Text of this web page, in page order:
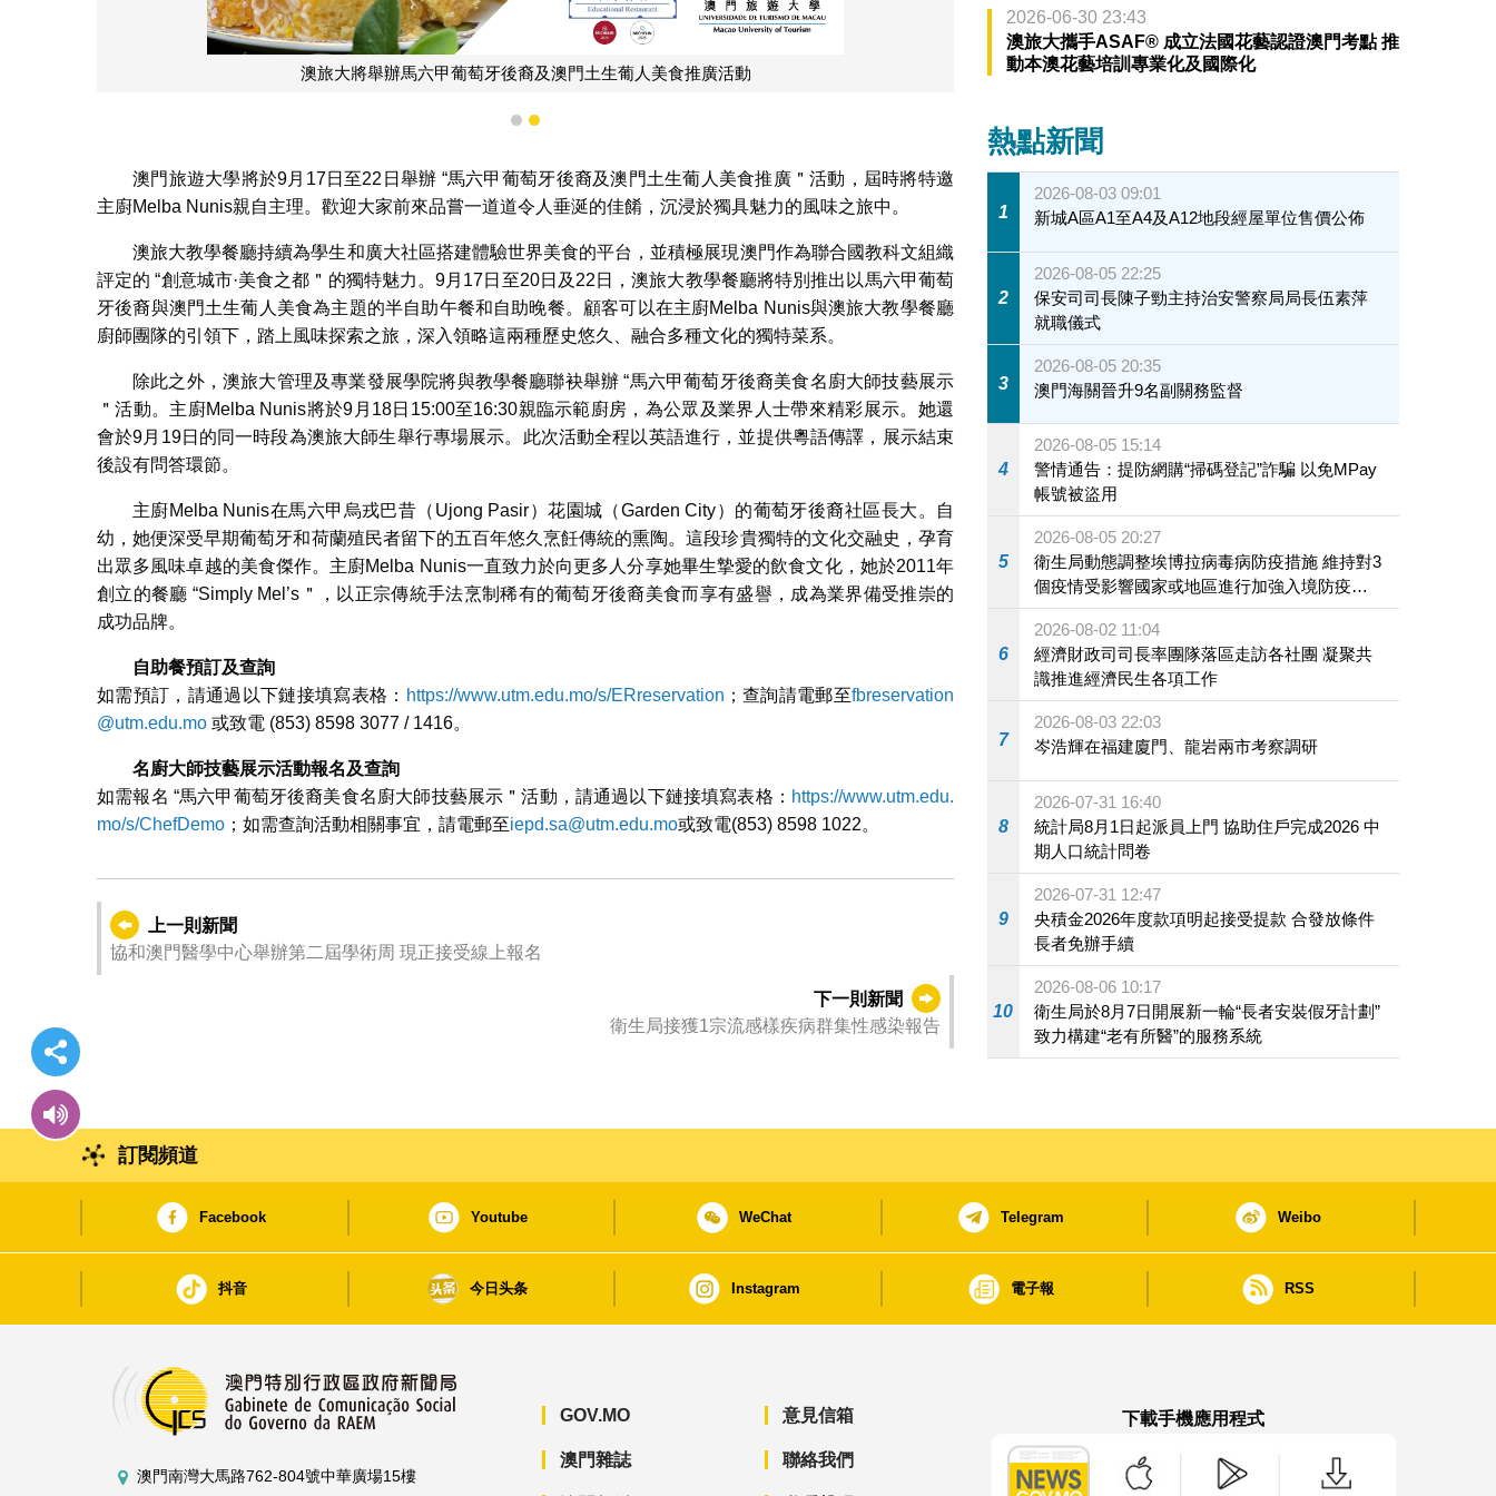
澳旅大將舉辦馬六甲葡萄牙後裔及澳門土生葡人美食推廣活動
1 2
澳門旅遊大學將於9月17日至22日舉辦 “馬六甲葡萄牙後裔及澳門土生葡人美食推廣＂活動，屆時將特邀
主廚Melba Nunis親自主理。歡迎大家前來品嘗一道道令人垂涎的佳餚，沉浸於獨具魅力的風味之旅中。
澳旅大教學餐廳持續為學生和廣大社區搭建體驗世界美食的平台，並積極展現澳門作為聯合國教科文組織
評定的 “創意城市·美食之都＂的獨特魅力。9月17日至20日及22日，澳旅大教學餐廳將特別推出以馬六甲葡萄
牙後裔與澳門土生葡人美食為主題的半自助午餐和自助晚餐。顧客可以在主廚Melba Nunis與澳旅大教學餐廳
廚師團隊的引領下，踏上風味探索之旅，深入領略這兩種歷史悠久、融合多種文化的獨特菜系。
除此之外，澳旅大管理及專業發展學院將與教學餐廳聯袂舉辦 “馬六甲葡萄牙後裔美食名廚大師技藝展示
＂活動。主廚Melba Nunis將於9月18日15:00至16:30親臨示範廚房，為公眾及業界人士帶來精彩展示。她還
會於9月19日的同一時段為澳旅大師生舉行專場展示。此次活動全程以英語進行，並提供粵語傳譯，展示結束
後設有問答環節。
主廚Melba Nunis在馬六甲烏戎巴昔（Ujong Pasir）花園城（Garden City）的葡萄牙後裔社區長大。自
幼，她便深受早期葡萄牙和荷蘭殖民者留下的五百年悠久烹飪傳統的熏陶。這段珍貴獨特的文化交融史，孕育
出眾多風味卓越的美食傑作。主廚Melba Nunis一直致力於向更多人分享她畢生摯愛的飲食文化，她於2011年
創立的餐廳 “Simply Mel’s＂，以正宗傳統手法烹制稀有的葡萄牙後裔美食而享有盛譽，成為業界備受推崇的
成功品牌。
自助餐預訂及查詢
如需預訂，請通過以下鏈接填寫表格： https://www.utm.edu.mo/s/ERreservation ；查詢請電郵至fbreservation
@utm.edu.mo 或致電 (853) 8598 3077 / 1416。
名廚大師技藝展示活動報名及查詢
如需報名 “馬六甲葡萄牙後裔美食名廚大師技藝展示＂活動，請通過以下鏈接填寫表格： https://www.utm.edu.
mo/s/ChefDemo ；如需查詢活動相關事宜，請電郵至iepd.sa@utm.edu.mo或致電(853) 8598 1022。
上一則新聞
協和澳門醫學中心舉辦第二屆學術周 現正接受線上報名
下一則新聞
衛生局接獲1宗流感樣疾病群集性感染報告
2026-06-30 23:43
澳旅大攜手ASAF® 成立法國花藝認證澳門考點 推
動本澳花藝培訓專業化及國際化
熱點新聞
1
2026-08-03 09:01
新城A區A1至A4及A12地段經屋單位售價公佈
2
2026-08-05 22:25
保安司司長陳子勁主持治安警察局局長伍素萍
就職儀式
3
2026-08-05 20:35
澳門海關晉升9名副關務監督
4
2026-08-05 15:14
警情通告：提防網購“掃碼登記”詐騙 以免MPay
帳號被盜用
5
2026-08-05 20:27
衛生局動態調整埃博拉病毒病防疫措施 維持對3
個疫情受影響國家或地區進行加強入境防疫措
施
6
2026-08-02 11:04
經濟財政司司長率團隊落區走訪各社團 凝聚共
識推進經濟民生各項工作
7
2026-08-03 22:03
岑浩輝在福建廈門、龍岩兩市考察調研
8
2026-07-31 16:40
統計局8月1日起派員上門 協助住戶完成2026 中
期人口統計問卷
9
2026-07-31 12:47
央積金2026年度款項明起接受提款 合發放條件
長者免辦手續
10
2026-08-06 10:17
衛生局於8月7日開展新一輪“長者安裝假牙計劃”
致力構建“老有所醫”的服務系統
訂閱頻道
Facebook Youtube WeChat Telegram Weibo
抖音 今日头条 Instagram 電子報 RSS
澳門南灣大馬路762-804號中華廣場15樓
GOV.MO
澳門雜誌
意見信箱
聯絡我們
下載手機應用程式